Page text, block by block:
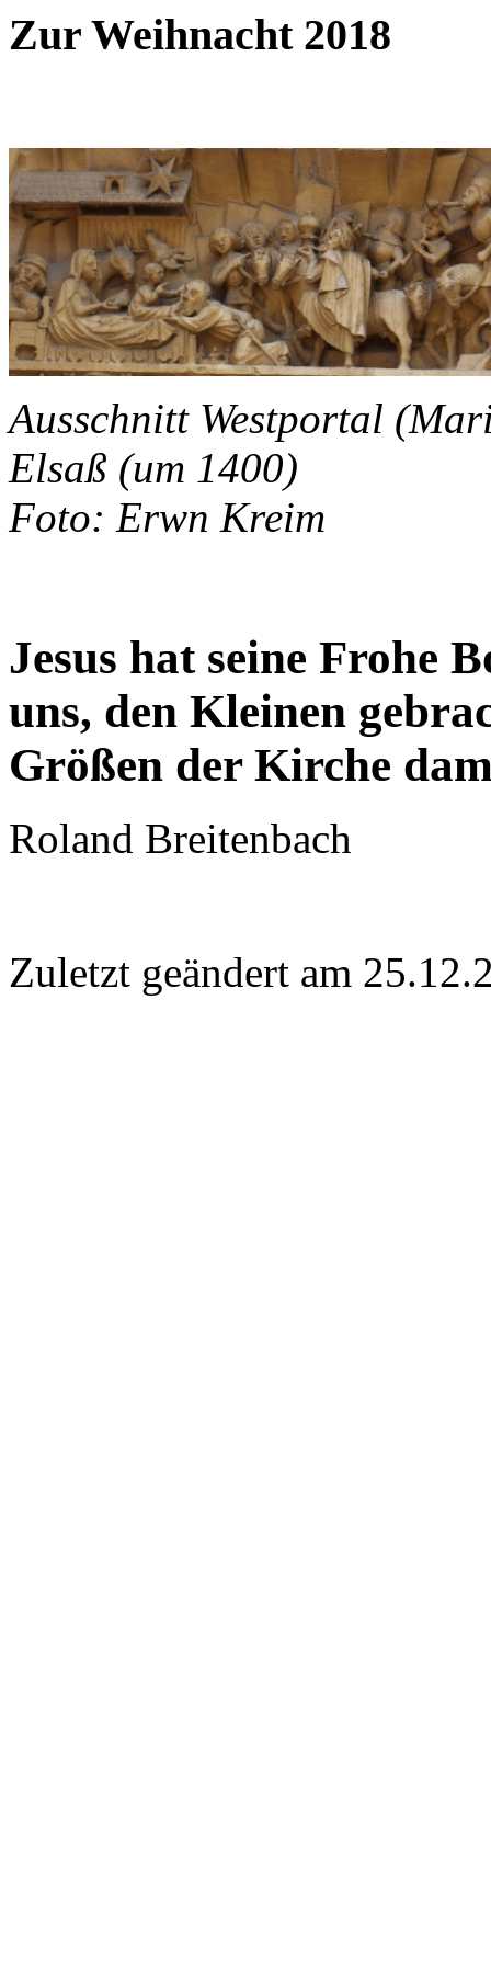
Zur Weihnacht 2018
Ausschnitt Westportal
Elsaß (um 1400)
Foto: Erwn Kreim
Jesus hat seine Frohe
uns, den Kleinen
Größen der Kirche
Roland Breitenbach
Zuletzt geändert am